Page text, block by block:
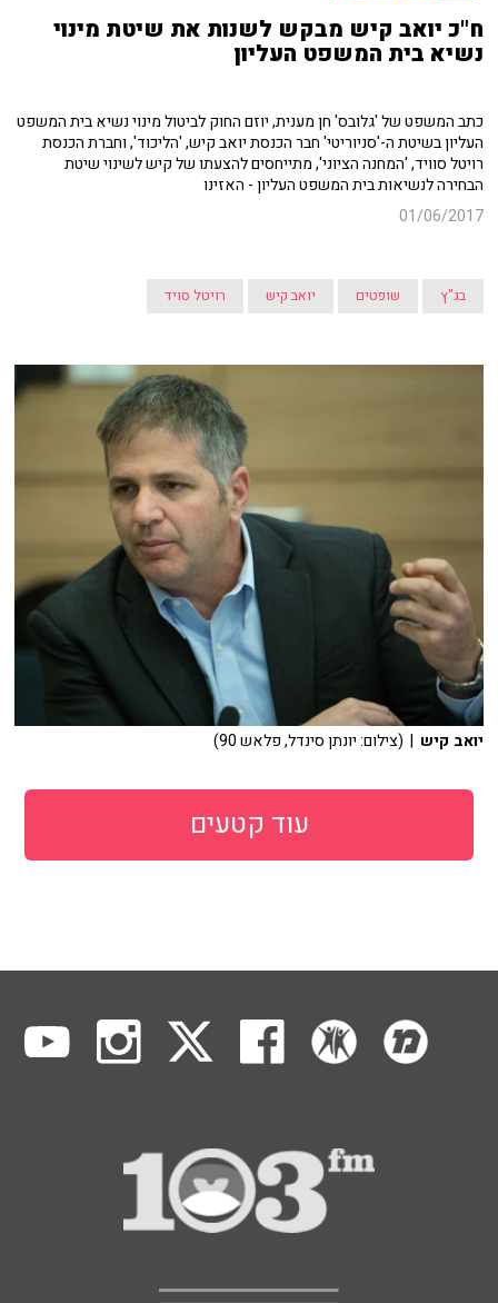
ח"כ יואב קיש מבקש לשנות את שיטת מינוי
נשיא בית המשפט העליון
כתב המשפט של 'גלובס' חן מענית, יוזם החוק לביטול מינוי נשיא בית המשפט
העליון בשיטת ה-'סניוריטי' חבר הכנסת יואב קיש, 'הליכוד', וחברת הכנסת
רויטל סוויד, 'המחנה הציוני', מתייחסים להצעתו של קיש לשינוי שיטת
הבחירה לנשיאות בית המשפט העליון - האזינו
01/06/2017
בג"ץ שופטים יואב קיש רויטל סויד
יואב קיש | (צילום: יונתן סינדל, פלאש 90)
עוד קטעים